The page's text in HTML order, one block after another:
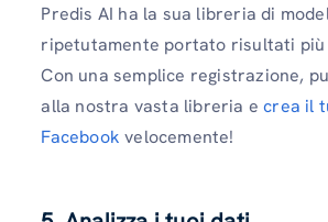
Predis AI ha la sua libreria di
ripetutamente portato risultati più
Con una semplice registrazione,
alla nostra vasta libreria ecrea il
Facebook velocemente!